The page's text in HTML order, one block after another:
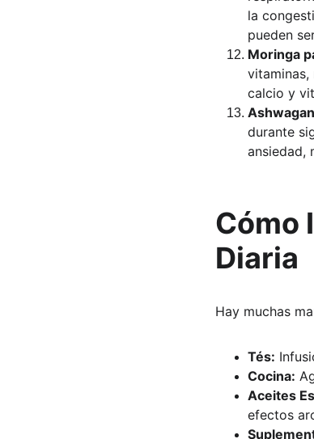
la
pueden
Moringa
calcio y
durante
ansiedad,
Cómo
Diaria
Hay muchas
Tés:
Cocina:
Aceites
efectos